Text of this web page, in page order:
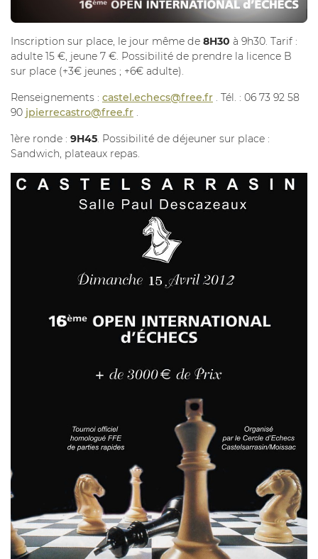
Inscription sur place, le jour même de 8H30 à 9h30. Tarif :
adulte 15 €, jeune 7 €. Possibilité de prendre la licence B
sur place (+3€ jeunes ; +6€ adulte).
Renseignements : castel.echecs@free.fr . Tél. : 06 73 92 58
90 jpierrecastro@free.fr
1ère ronde : 9H45 . Possibilité de déjeuner sur place :
Sandwich, plateaux repas.